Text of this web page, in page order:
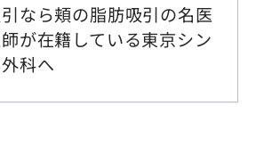
なら頬の脂肪吸引の名医
が在籍している東京シン
科へ